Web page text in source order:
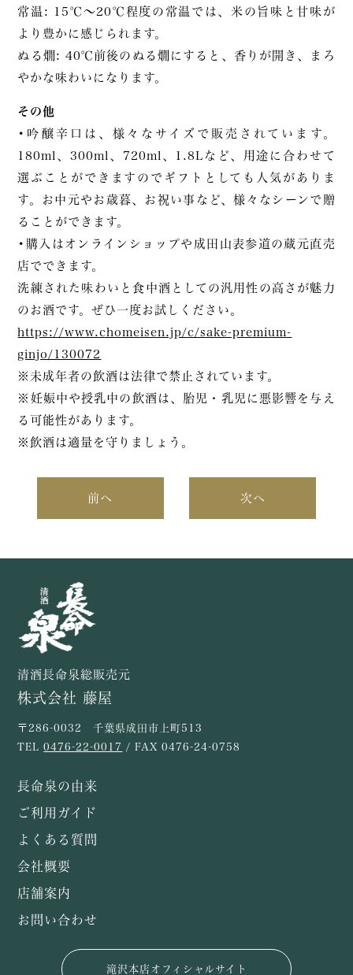
常温: 15℃～20℃程度の常温では、米の旨味と甘味が
より豊かに感じられます。
ぬる燗: 40℃前後のぬる燗にすると、香りが開き、まろ
やかな味わいになります。
その他
•吟醸辛口は、様々なサイズで販売されています。
180ml、300ml、720ml、1.8Lなど、用途に合わせて
選ぶことができますのでギフトとしても人気がありま
す。お中元やお歳暮、お祝い事など、様々なシーンで贈
ることができます。
•購入はオンラインショップや成田山表参道の蔵元直売
店でできます。
洗練された味わいと食中酒としての汎用性の高さが魅力
のお酒です。ぜひ一度お試しください。
https://www.chomeisen.jp/c/sake-premium-
ginjo/130072
※未成年者の飲酒は法律で禁止されています。
※妊娠中や授乳中の飲酒は、胎児・乳児に悪影響を与え
る可能性があります。
※飲酒は適量を守りましょう。
前へ 次へ
清酒長命泉総販売元
株式会社 藤屋
〒286-0032 千葉県成田市上町513
TEL0476-22-0017 / FAX 0476-24-0758
長命泉の由来
ご利用ガイド
よくある質問
会社概要
店舗案内
お問い合わせ
滝沢本店オフィシャルサイト